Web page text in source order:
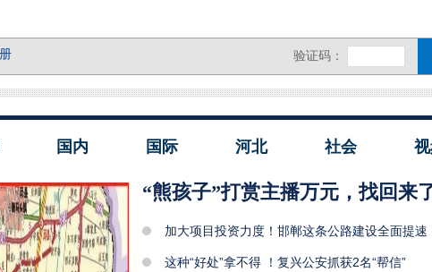
国内 国际 河北 社会
“熊孩子”打赏主播万元，找回来
加大项目投资力度！邯郸这条公路建设全面提速
这种“好处”拿不得 ！复兴公安抓获2名“帮信”